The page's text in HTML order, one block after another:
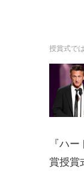
授賞式で
『ハ
賞授賞